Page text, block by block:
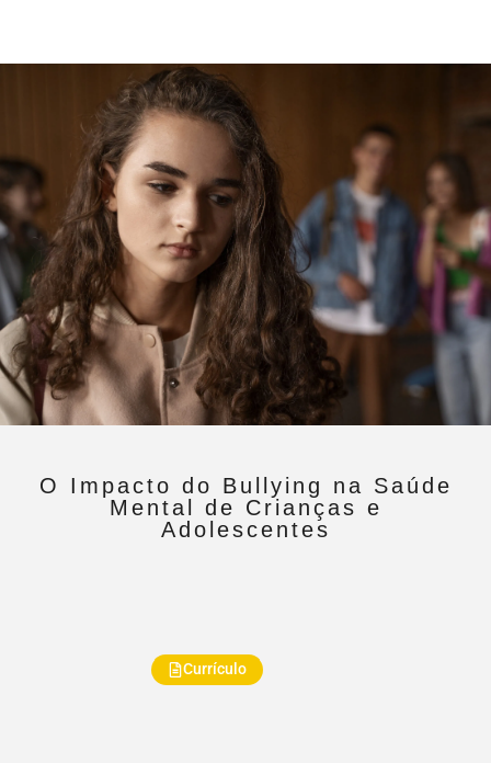
O Impacto do Bullying na Saúde
Mental de Crianças e
Adolescentes
Currículo